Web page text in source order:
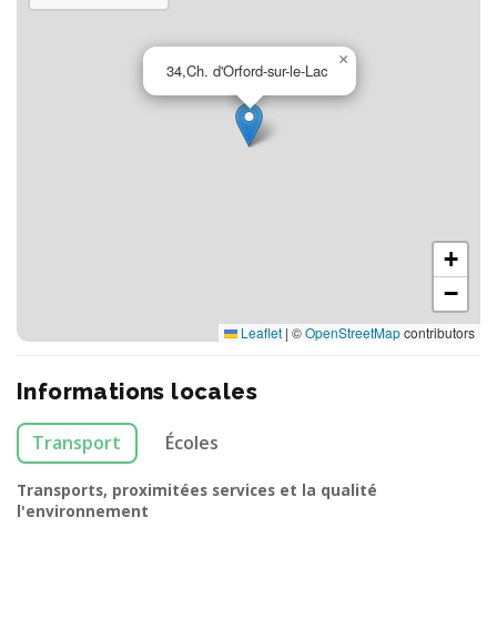
34,Ch. d'Orford-sur-le-Lac
×
+
−
Leaflet | ©OpenStreetMapcontributors
Informations locales
Transport Écoles
Transports, proximitées services et la qualité
l'environnement